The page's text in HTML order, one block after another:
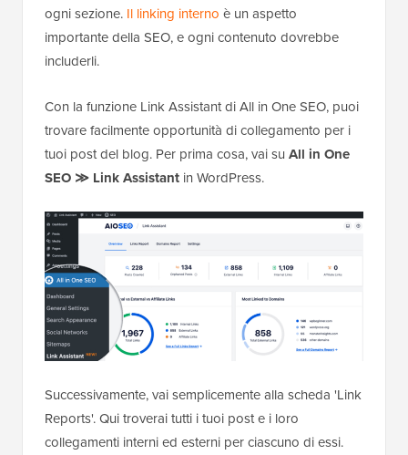
ogni sezione. Il linking interno è un aspetto
importante della SEO, e ogni contenuto dovrebbe
includerli.
Con la funzione Link Assistant di All in One SEO, puoi
trovare facilmente opportunità di collegamento per i
tuoi post del blog. Per prima cosa, vai su All in One
SEO ≫ Link Assistant in WordPress.
Successivamente, vai semplicemente alla scheda 'Link
Reports'. Qui troverai tutti i tuoi post e i loro
collegamenti interni ed esterni per ciascuno di essi.